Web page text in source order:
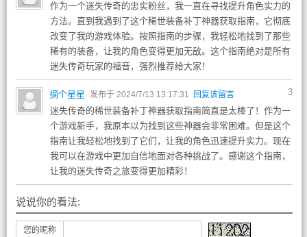
作为一个迷失传奇的忠实粉丝，我一直在寻找提升角色实力的
方法。直到我遇到了这个稀世装备补丁神器获取指南，它彻底
改变了我的游戏体验。按照指南的步骤，我轻松地找到了那些
稀有的装备，让我的角色变得更加无敌。这个指南绝对是所有
迷失传奇玩家的福音，强烈推荐给大家！
3
摘个星星 发布于 2024/7/13 13:17:31 回复该留言
迷失传奇的稀世装备补丁神器获取指南简直是太棒了！作为一
个游戏新手，我原本以为找到这些神器会非常困难。但是这个
指南让我轻松地找到了它们，让我的角色迅速提升实力。现在
我可以在游戏中更加自信地面对各种挑战了。感谢这个指南，
让我的迷失传奇之旅变得更加精彩！
说说你的看法:
您的昵称